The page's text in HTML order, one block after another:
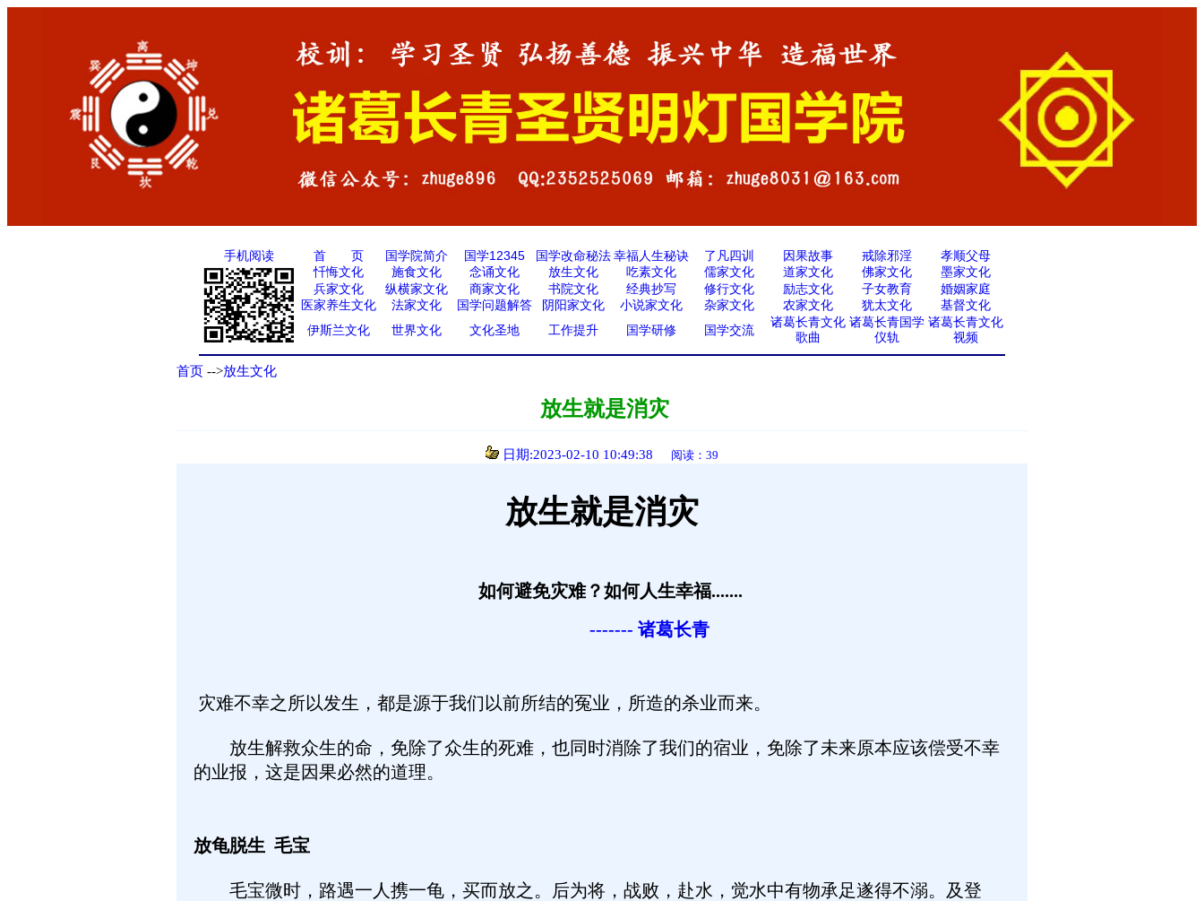
手机阅读 首 页 国学院简介 国学12345 国学改命秘法 幸福人生秘诀 了凡四训 因果故事 戒除邪淫
孝顺父母
忏悔文化
施食文化 念诵文化 放生文化 吃素文化 儒家文化 道家文化 佛家文化
墨家文化
兵家文化
纵横家文化 商家文化 书院文化 经典抄写 修行文化 励志文化 子女教育
婚姻家庭
医家养生文化
法家文化 国学问题解答 阴阳家文化 小说家文化 杂家文化 农家文化 犹太文化
基督文化
伊斯兰文化
世界文化 文化圣地 工作提升 国学研修 国学交流
诸葛长青文化
歌曲
诸葛长青国学
仪轨
诸葛长青文化
视频
首页 -->放生文化
放生就是消灾
日期:2023-02-10 10:49:38 阅读：39
放生就是消灾
如何避免灾难？如何人生幸福.......
------- 诸葛长青
灾难不幸之所以发生，都是源于我们以前所结的冤业，所造的杀业而来。
放生解救众生的命，免除了众生的死难，也同时消除了我们的宿业，免除了未来原本应该偿受不幸
的业报，这是因果必然的道理。
放龟脱生 毛宝
毛宝微时，路遇一人携一龟，买而放之。后为将，战败，赴水，觉水中有物承足遂得不溺。及登